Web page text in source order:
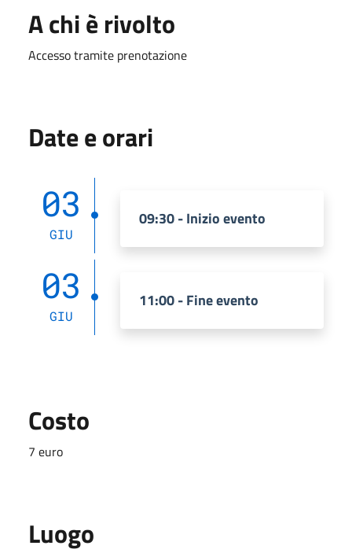
A chi è rivolto
Accesso tramite prenotazione
Date e orari
03
GIU
09:30 - Inizio evento
03
GIU
11:00 - Fine evento
Costo
7 euro
Luogo